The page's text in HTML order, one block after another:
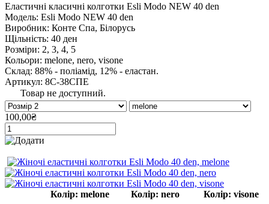
Еластичні класичні колготки Esli Modo NEW 40 den
Модель: Esli Modo NEW 40 den
Виробник: Конте Спа, Білорусь
Щільність: 40 ден
Розміри: 2, 3, 4, 5
Кольори: melone, nero, visone
Склад: 88% - поліамід, 12% - еластан.
Артикул: 8С-38СПЕ
Товар не доступний.
100,00₴
Колір: melone Колір: nero Колір: visone